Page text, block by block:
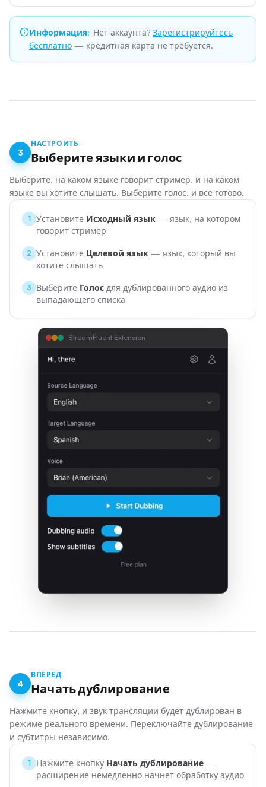
Информация: Нет аккаунта? Зарегистрируйтесь
бесплатно — кредитная карта не требуется.
3
НАСТРОИТЬ
Выберите языки и голос
Выберите, на каком языке говорит стример, и на каком
языке вы хотите слышать. Выберите голос, и все готово.
1 Установите Исходный язык — язык, на котором
говорит стример
2 Установите Целевой язык — язык, который вы
хотите слышать
3 Выберите Голос для дублированного аудио из
выпадающего списка
StreamFluent Extension
4
ВПЕРЕД
Начать дублирование
Нажмите кнопку, и звук трансляции будет дублирован в
режиме реального времени. Переключайте дублирование
и субтитры независимо.
1 Нажмите кнопку Начать дублирование —
расширение немедленно начнет обработку аудио